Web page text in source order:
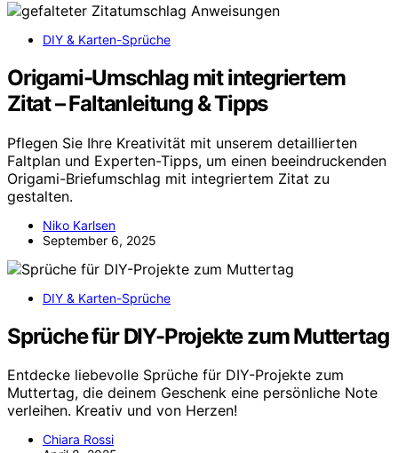
DIY & Karten-Sprüche
Origami-Umschlag mit integriertem
Zitat – Faltanleitung & Tipps
Pflegen Sie Ihre Kreativität mit unserem detaillierten
Faltplan und Experten-Tipps, um einen beeindruckenden
Origami-Briefumschlag mit integriertem Zitat zu
gestalten.
Niko Karlsen
September 6, 2025
DIY & Karten-Sprüche
Sprüche für DIY-Projekte zum Muttertag
Entdecke liebevolle Sprüche für DIY-Projekte zum
Muttertag, die deinem Geschenk eine persönliche Note
verleihen. Kreativ und von Herzen!
Chiara Rossi